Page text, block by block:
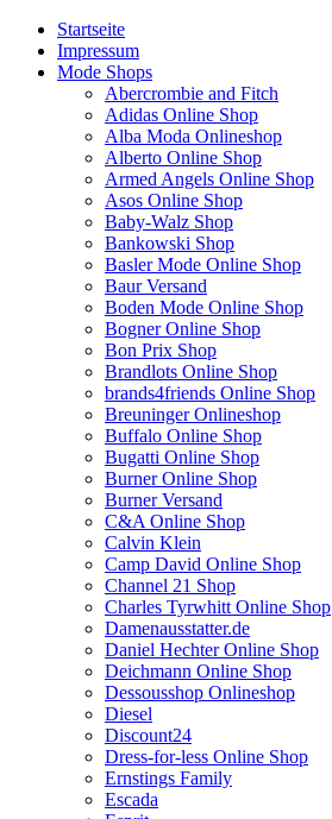
Startseite
Impressum
Mode Shops
Abercrombie and Fitch
Adidas Online Shop
Alba Moda Onlineshop
Alberto Online Shop
Armed Angels Online Shop
Asos Online Shop
Baby-Walz Shop
Bankowski Shop
Basler Mode Online Shop
Baur Versand
Boden Mode Online Shop
Bogner Online Shop
Bon Prix Shop
Brandlots Online Shop
brands4friends Online Shop
Breuninger Onlineshop
Buffalo Online Shop
Bugatti Online Shop
Burner Online Shop
Burner Versand
C&A Online Shop
Calvin Klein
Camp David Online Shop
Channel 21 Shop
Charles Tyrwhitt Online Shop
Damenausstatter.de
Daniel Hechter Online Shop
Deichmann Online Shop
Dessousshop Onlineshop
Diesel
Discount24
Dress-for-less Online Shop
Ernstings Family
Escada